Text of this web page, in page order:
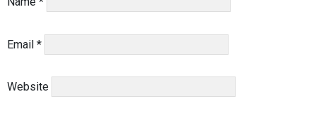
Email *
Website